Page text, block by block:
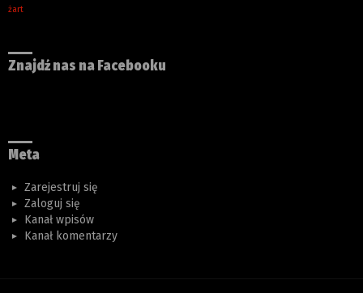
żart
Znajdź nas na Facebooku
Meta
Zarejestruj się
Zaloguj się
Kanał wpisów
Kanał komentarzy